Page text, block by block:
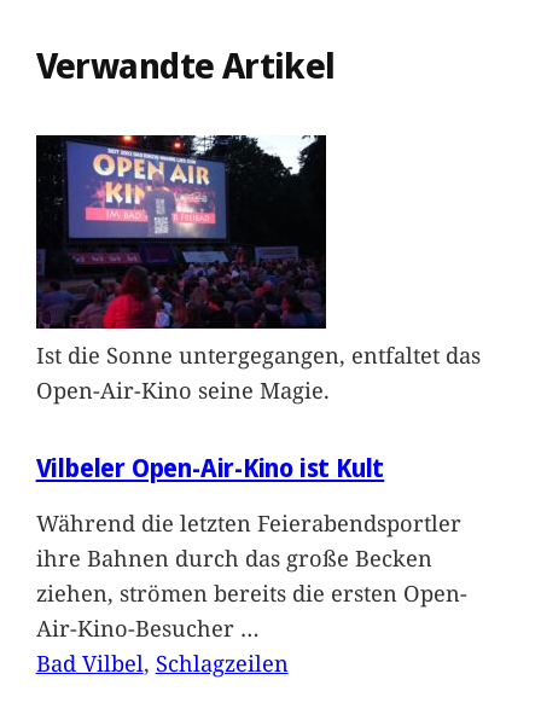
Verwandte Artikel
Ist die Sonne untergegangen, entfaltet das
Open-Air-Kino seine Magie.
Vilbeler Open-Air-Kino ist Kult
Während die letzten Feierabendsportler
ihre Bahnen durch das große Becken
ziehen, strömen bereits die ersten Open-
Air-Kino-Besucher …
Bad Vilbel, Schlagzeilen